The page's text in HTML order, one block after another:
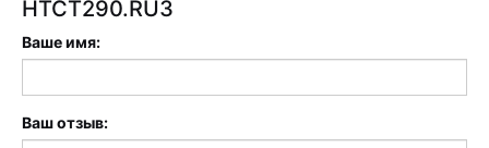
HTCT290.RU3
Ваше имя:
Ваш отзыв: